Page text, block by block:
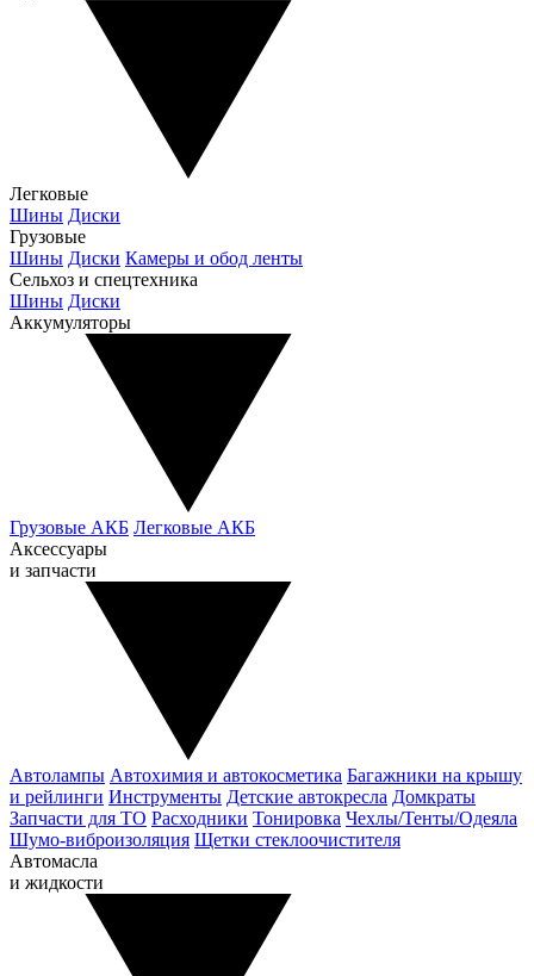
Легковые
Шины Диски
Грузовые
Шины Диски Камеры и обод ленты
Сельхоз и спецтехника
Шины Диски
Аккумуляторы
Грузовые АКБ Легковые АКБ
Аксессуары
и запчасти
Автолампы Автохимия и автокосметика Багажники на крышу
и рейлинги Инструменты Детские автокресла Домкраты
Запчасти для ТО Расходники Тонировка Чехлы/Тенты/Одеяла
Шумо-виброизоляция Щетки стеклоочистителя
Автомасла
и жидкости